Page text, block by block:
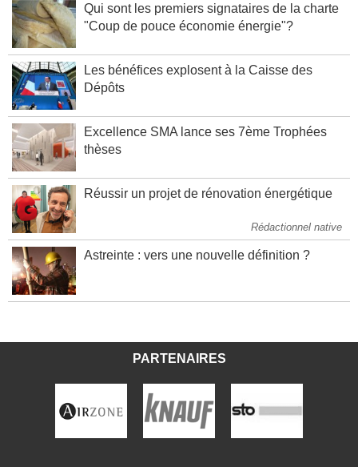
Qui sont les premiers signataires de la charte
Les bénéfices explosent à la Caisse des
Excellence SMA lance ses 7ème Trophées
Rédactionnel native